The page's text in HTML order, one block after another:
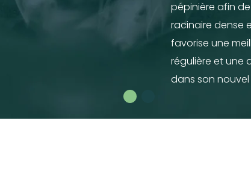
pépinière afin
racinaire dense
favorise une
régulière et une
dans son